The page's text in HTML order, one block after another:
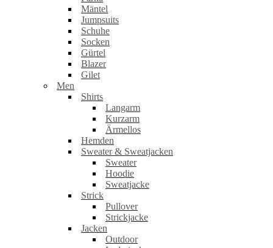
Mäntel
Jumpsuits
Schuhe
Socken
Gürtel
Blazer
Gilet
Men
Shirts
Langarm
Kurzarm
Ärmellos
Hemden
Sweater & Sweatjacken
Sweater
Hoodie
Sweatjacke
Strick
Pullover
Strickjacke
Jacken
Outdoor